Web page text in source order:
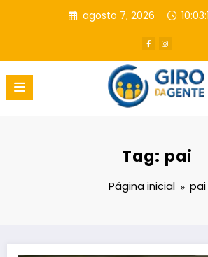
agosto 7, 2026
Tag: pai
Página inicial pai